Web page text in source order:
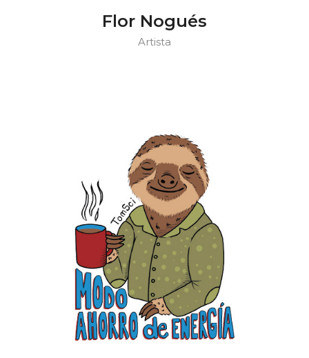
Flor Nogués
Artista